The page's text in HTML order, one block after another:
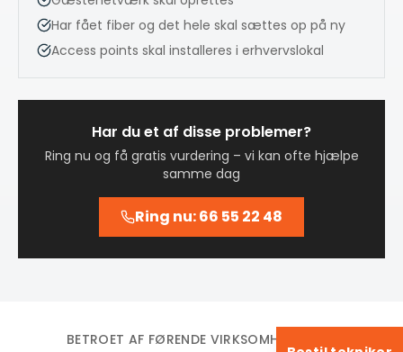
Har fået fiber og det hele skal sættes op på ny
Access points skal installeres i erhvervslokal
Har du et af disse problemer?
Ring nu og få gratis vurdering – vi kan ofte hjælpe
samme dag
Ring nu: 66 55 22 48
BETROET AF FØRENDE VIRKSOMHEDER OG